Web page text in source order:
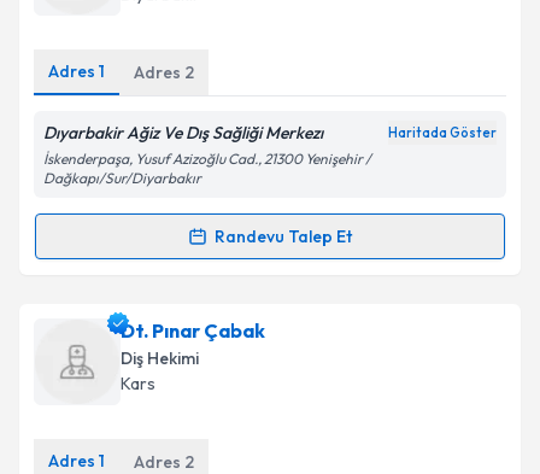
Kişisel verilerimin işlenmesine ilişkin
Metni'ni okudum ve kişisel verilerimin belirtilen
Adres 1 Adres 2
Dıyarbakir Ağiz Ve Dış Sağliği Merkezı Haritada Göster
İskenderpaşa, Yusuf Azizoğlu Cad., 21300 Yenişehir /
Dağkapı/Sur/Diyarbakır
Randevu Talep Et
Randevu Takvimi Talebi
Dt. Cıhad Yıldıziçin randevu takvimi talebi oluşturun.
Size bu uzmandan randevu almanız için bir takvim
hazırlandığında e-posta ile bilgilendireceğiz.
Dt. Pınar Çabak
Diş Hekimi
Kars
Adres 1 Adres 2